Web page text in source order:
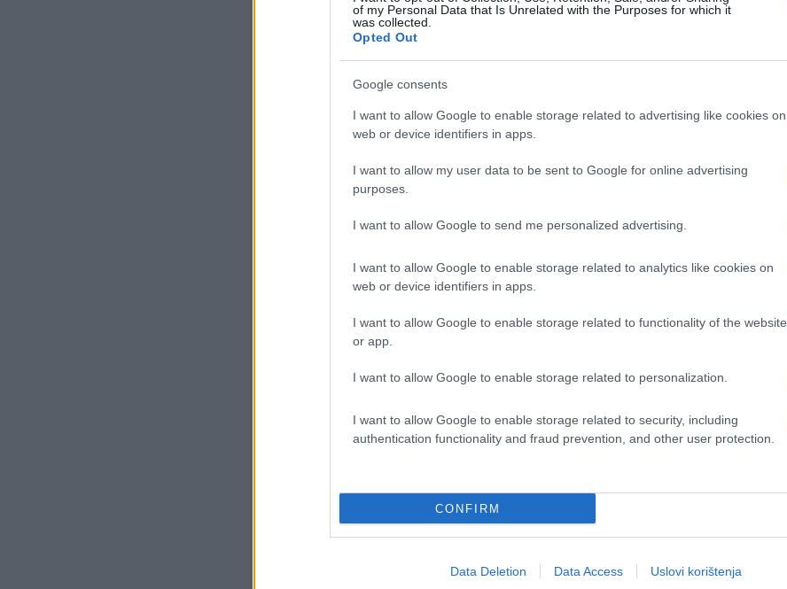
of my Personal Data that Is Unrelated with the Purposes for which it
was collected.
Opted Out
Google consents
I want to allow Google to enable storage related to advertising like cookies on
web or device identifiers in apps.
I want to allow my user data to be sent to Google for online advertising
purposes.
I want to allow Google to send me personalized advertising.
I want to allow Google to enable storage related to analytics like cookies on
web or device identifiers in apps.
I want to allow Google to enable storage related to functionality of the website
or app.
I want to allow Google to enable storage related to personalization.
I want to allow Google to enable storage related to security, including
authentication functionality and fraud prevention, and other user protection.
CONFIRM
Data Deletion Data Access Uslovi korištenja